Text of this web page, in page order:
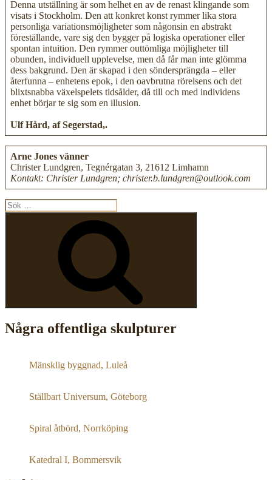
Denna utställning är som helhet en av de renast klingande som
visats i Stockholm. Den att konkret konst rymmer lika stora
personliga variationsmöjligheter som någonsin en abstrakt
föreställande, vare sig den bygger på logiska operationer eller
spontan intuition. Den rymmer outtömliga möjligheter till
obunden, individuell upplevelse, men då får man inte glömma
dess bakgrund. Den är skapad i den söndersprängda – eller
återfunna – enhetens epok, i den oavbrutna rörelsens och det
blixtsnabba växelspelets tidsålder, då till och med individens
enhet börjar te sig som en illusion.
Ulf Hård, af Segerstad,.
Arne Jones vänner
Christer Lundgren, Tegnérgatan 3, 21612 Limhamn
Kontakt: Christer Lundgren; christer.b.lundgren@outlook.com
Sök
efter:
Några offentliga skulpturer
Mänsklig byggnad, Luleå
Ställbart Universum, Göteborg
Spiral åtbörd, Norrköping
Katedral I, Bommersvik